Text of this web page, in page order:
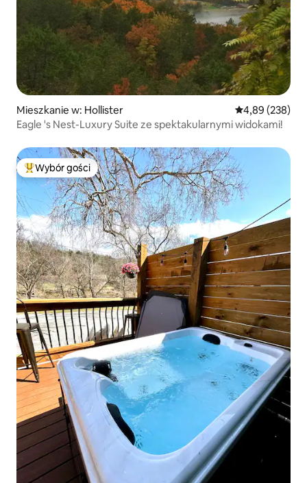
Mieszkanie w: Hollister Średnia
4,89 (238)
Eagle 's Nest-Luxury Suite ze spektakularnymi widokami!
Najpopularniejsze z kategorii Wybór gości
Wybór gości